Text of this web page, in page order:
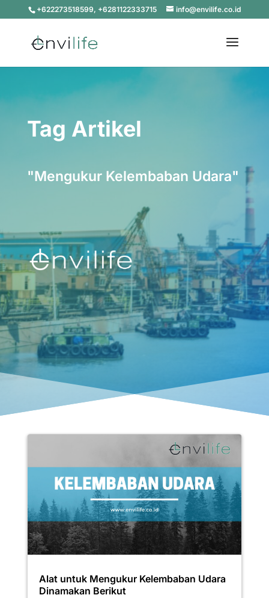
+622273518599, +6281122333715 info@envilife.co.id
Tag Artikel
"Mengukur Kelembaban Udara"
Alat untuk Mengukur Kelembaban Udara
Dinamakan Berikut